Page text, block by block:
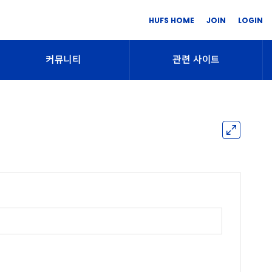
HUFS HOME JOIN LOGIN
커뮤니티 관련 사이트